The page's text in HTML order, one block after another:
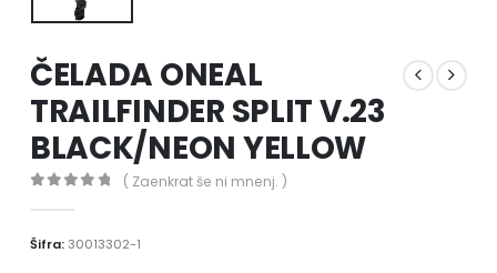
ČELADA ONEAL
TRAILFINDER SPLIT V.23
BLACK/NEON YELLOW
( Zaenkrat še ni mnenj. )
Šifra:30013302-1